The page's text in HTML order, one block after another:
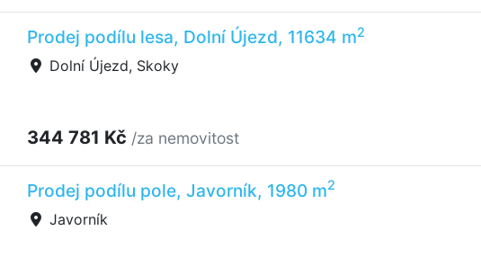
Prodej podílu lesa, Dolní Újezd, 11634 m2
Dolní Újezd, Skoky
344 781 Kč /za nemovitost
Prodej podílu pole, Javorník, 1980 m2
Javorník